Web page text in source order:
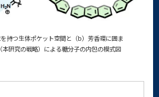
を持つ生体ポケット空間と（b）芳香環に囲ま
本研究の戦略）による糖分子の内包の模式図